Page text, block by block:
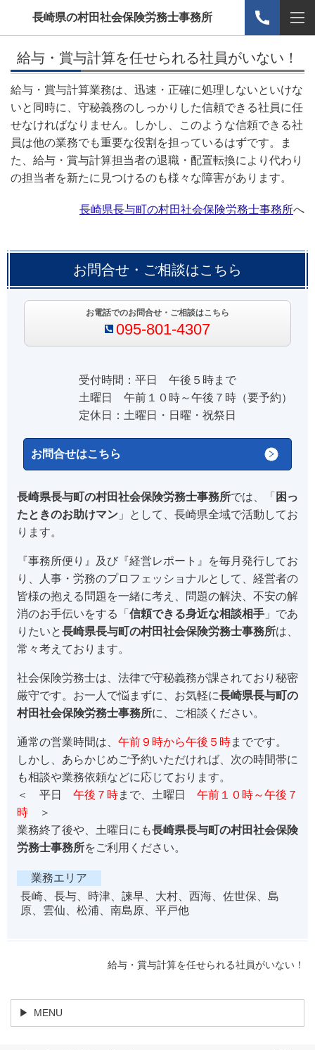
長崎県の村田社会保険労務士事務所
給与・賞与計算を任せられる社員がいない！
給与・賞与計算業務は、迅速・正確に処理しないといけな
いと同時に、守秘義務のしっかりした信頼できる社員に任
せなければなりません。しかし、このような信頼できる社
員は他の業務でも重要な役割を担っているはずです。ま
た、給与・賞与計算担当者の退職・配置転換により代わり
の担当者を新たに見つけるのも様々な障害があります。
長崎県長与町の村田社会保険労務士事務所へ
お問合せ・ご相談はこちら
お電話でのお問合せ・ご相談はこちら
095-801-4307
受付時間：平日 午後５時まで
土曜日 午前１０時～午後７時（要予約）
定休日：土曜日・日曜・祝祭日
お問合せはこちら
長崎県長与町の村田社会保険労務士事務所では、「 困っ
たときのお助けマン 」として、長崎県全域で活動してお
ります。
『事務所便り』及び『経営レポート』を毎月発行してお
り、人事・労務のプロフェッショナルとして、経営者の
皆様の抱える問題を一緒に考え、問題の解決、不安の解
消のお手伝いをする「 信頼できる身近な相談相手 」であ
りたいと長崎県長与町の村田社会保険労務士事務所は、
常々考えております。
社会保険労務士は、法律で守秘義務が課されており秘密
厳守です。お一人で悩まずに、お気軽に長崎県長与町の
村田社会保険労務士事務所に、ご相談ください。
通常の営業時間は、 午前９時から午後５時までです。
しかし、あらかじめご予約いただければ、次の時間帯に
も相談や業務依頼などに応じております。
＜ 平日 午後７時まで、土曜日 午前１０時～午後７
時 ＞
業務終了後や、土曜日にも長崎県長与町の村田社会保険
労務士事務所をご利用ください。
業務エリア
長崎、長与、時津、諫早、大村、西海、佐世保、島
原、雲仙、松浦、南島原、平戸他
給与・賞与計算を任せられる社員がいない！
MENU